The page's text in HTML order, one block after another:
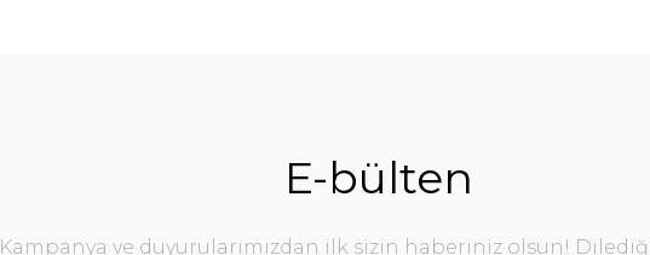
E-bülten
Kampanya ve duyurularımızdan ilk sizin haberiniz olsun!